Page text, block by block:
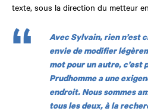
texte, sous la direction du metteur
Avec Sylvain, rien n’est
envie de modifier
mot pour un autre, c’est
Prudhomme a une
endroit. Nous sommes
tous les deux, à la